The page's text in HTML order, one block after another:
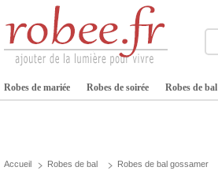
Robes de mariée Robes de soirée Robes de bal
Accueil Robes de bal Robes de bal gossamer